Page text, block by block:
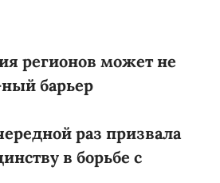
регионов может не
барьер
раз призвала
в борьбе с